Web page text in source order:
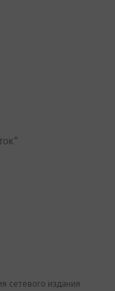
сетевого издания